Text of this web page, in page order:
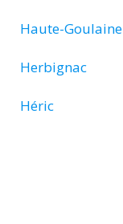
Haute-Goulaine
Herbignac
Héric